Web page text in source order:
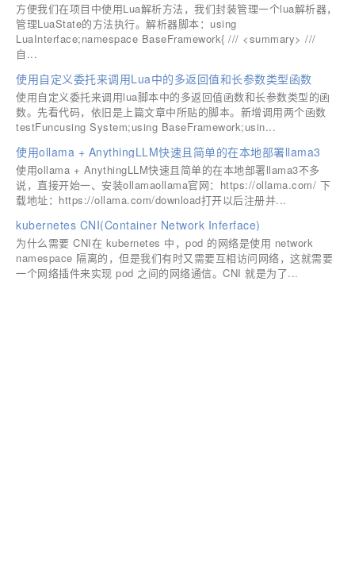
方便我们在项目中使用Lua解析方法，我们封装管理一个lua解析器，
管理LuaState的方法执行。解析器脚本：using
LuaInterface;namespace BaseFramework{ /// <summary> ///
自...
使用自定义委托来调用Lua中的多返回值和长参数类型函数
使用自定义委托来调用lua脚本中的多返回值函数和长参数类型的函
数。先看代码，依旧是上篇文章中所贴的脚本。新增调用两个函数
testFuncusing System;using BaseFramework;usin...
使用ollama + AnythingLLM快速且简单的在本地部署llama3
使用ollama + AnythingLLM快速且简单的在本地部署llama3不多
说，直接开始一、安装ollamaollama官网：https://ollama.com/ 下
载地址：https://ollama.com/download打开以后注册并...
kubernetes CNI(Container Network Inferface)
为什么需要 CNI在 kubernetes 中，pod 的网络是使用 network
namespace 隔离的，但是我们有时又需要互相访问网络，这就需要
一个网络插件来实现 pod 之间的网络通信。CNI 就是为了...